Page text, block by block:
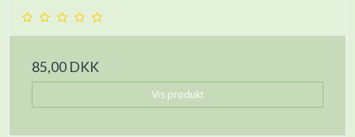
85,00 DKK
Vis produkt